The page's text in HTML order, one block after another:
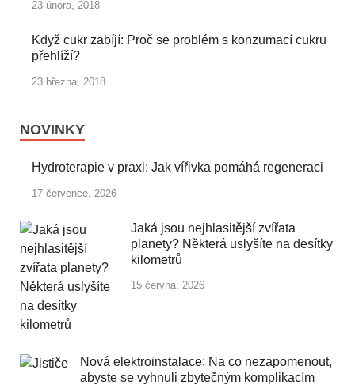
23 února, 2018
Když cukr zabíjí: Proč se problém s konzumací cukru
přehlíží?
23 března, 2018
NOVINKY
Hydroterapie v praxi: Jak vířivka pomáhá regeneraci
17 července, 2026
Jaká jsou nejhlasitější zvířata
planety? Některá uslyšíte na desítky
kilometrů
15 června, 2026
Nová elektroinstalace: Na co nezapomenout,
abyste se vyhnuli zbytečným komplikacím